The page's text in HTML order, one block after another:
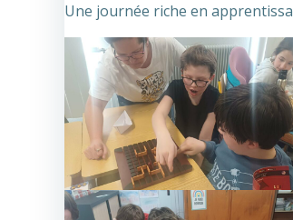
Une journée riche en